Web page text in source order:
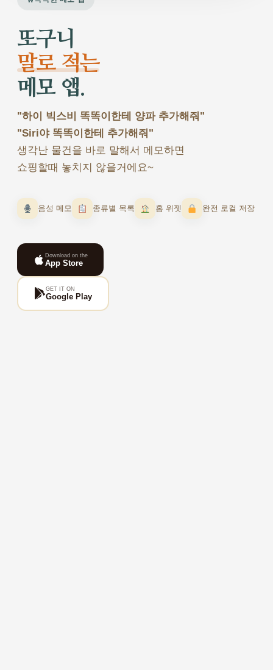
또구니
말로 적는
메모 앱.
"하이 빅스비 똑똑이한테 양파 추가해줘"
"Siri야 똑똑이한테 추가해줘"
생각난 물건을 바로 말해서 메모하면
쇼핑할때 놓치지 않을거에요~
음성 메모 종류별 목록 홈 위젯 완전 로컬 저장
Download on the
App Store
GET IT ON
Google Play